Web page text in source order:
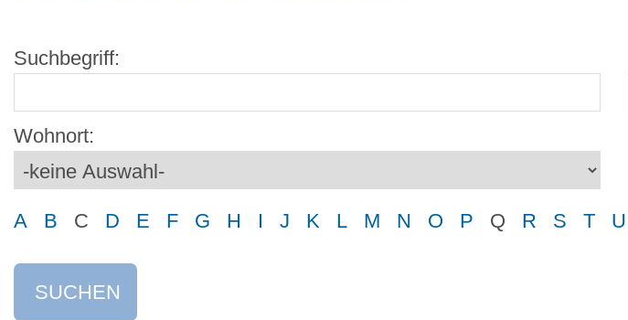
Suchbegriff:
Wohnort:
A B C D E F G H I J K L M N O P Q R S T U
SUCHEN